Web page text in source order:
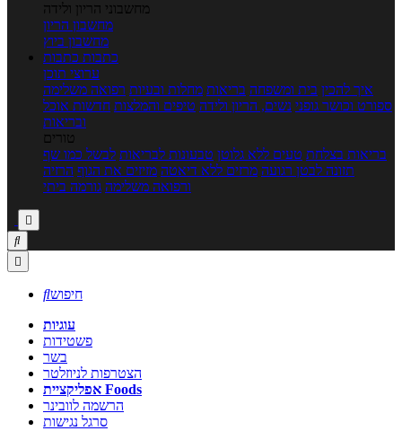
מחשבוני הריון ולידה
מחשבון הריון
מחשבון ביוץ
כתבות כתבות
ערוצי תוכן
איך להכין בית ומשפחה בריאות מחלות ובעיות רפואה משלימה
ספורט וכושר גופני נשים, הריון ולידה טיפים והמלצות חדשות אוכל
ובריאות
טורים
בריאות בצלחת טעים ללא גלוטן טבעונות לבריאות לבשל כמו שף
תזונה לבטן רגועה מרזים ללא דיאטה מזיזים את הגוף הרזיה
ורפואה משלימה גורמה ביתי



חיפוש
עוגיות
פשטידות
בשר
הצטרפות לניוזלטר
אפליקציית Foods
הרשמה לוובינר
סרגל נגישות